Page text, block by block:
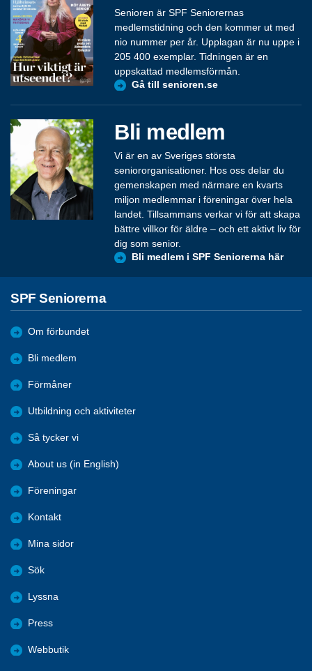
Senioren är SPF Seniorernas
medlemstidning och den kommer ut med
nio nummer per år. Upplagan är nu uppe i
205 400 exemplar. Tidningen är en
uppskattad medlemsförmån.
Gå till senioren.se
Bli medlem
Vi är en av Sveriges största
seniororganisationer. Hos oss delar du
gemenskapen med närmare en kvarts
miljon medlemmar i föreningar över hela
landet. Tillsammans verkar vi för att skapa
bättre villkor för äldre – och ett aktivt liv för
dig som senior.
Bli medlem i SPF Seniorerna här
SPF Seniorerna
Om förbundet
Bli medlem
Förmåner
Utbildning och aktiviteter
Så tycker vi
About us (in English)
Föreningar
Kontakt
Mina sidor
Sök
Lyssna
Press
Webbutik